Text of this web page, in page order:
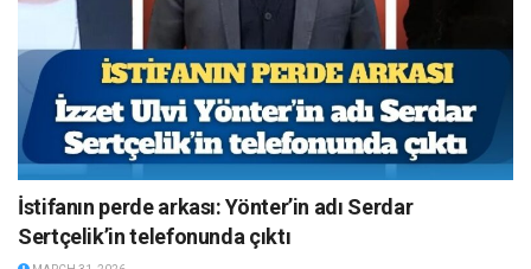
İstifanın perde arkası: Yönter’in adı Serdar
Sertçelik’in telefonunda çıktı